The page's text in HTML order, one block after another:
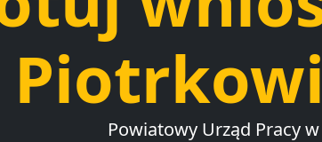
Powiatowy Urząd Pracy